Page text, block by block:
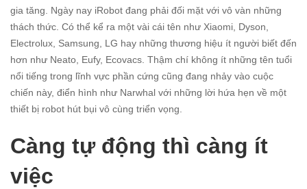
gia tăng. Ngày nay iRobot đang phải đối mặt với vô vàn những
thách thức. Có thể kể ra một vài cái tên như Xiaomi, Dyson,
Electrolux, Samsung, LG hay những thương hiệu ít người biết đến
hơn như Neato, Eufy, Ecovacs. Thậm chí không ít những tên tuổi
nổi tiếng trong lĩnh vực phần cứng cũng đang nhảy vào cuộc
chiến này, điển hình như Narwhal với những lời hứa hẹn về một
thiết bị robot hút bụi vô cùng triển vọng.
Càng tự động thì càng ít
việc